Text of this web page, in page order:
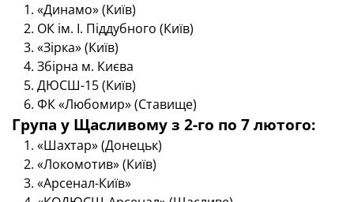
«Динамо» (Київ)
ОК ім. І. Піддубного (Київ)
«Зірка» (Київ)
Збірна м. Києва
ДЮСШ-15 (Київ)
ФК «Любомир» (Ставище)
Група у Щасливому з 2-го по 7 лютого:
«Шахтар» (Донецьк)
«Локомотив» (Київ)
«Арсенал-Київ»